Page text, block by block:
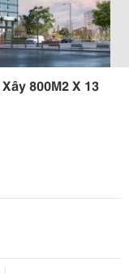
800M2 X 13